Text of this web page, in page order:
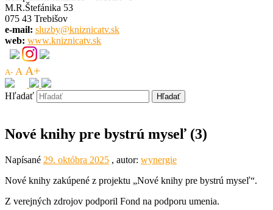
M.R.Štefánika 53
075 43 Trebišov
e-mail: sluzby@kniznicatv.sk
web: www.kniznicatv.sk
A- A A+
Hľadať
Nové knihy pre bystrú myseľ (3)
Napísané 29. októbra 2025 , autor: wynergie
Nové knihy zakúpené z projektu „Nové knihy pre bystrú myseľ“.
Z verejných zdrojov podporil Fond na podporu umenia.